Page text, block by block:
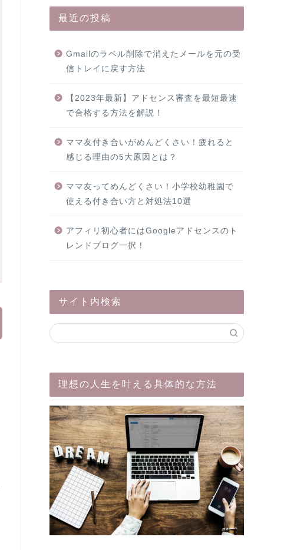
最近の投稿
Gmailのラベル削除で消えたメールを元の受
信トレイに戻す方法
【2023年最新】アドセンス審査を最短最速
で合格する方法を解説！
ママ友付き合いがめんどくさい！疲れると
感じる理由の5大原因とは？
ママ友ってめんどくさい！小学校幼稚園で
使える付き合い方と対処法10選
アフィリ初心者にはGoogleアドセンスのト
レンドブログ一択！
サイト内検索
理想の人生を叶える具体的な方法